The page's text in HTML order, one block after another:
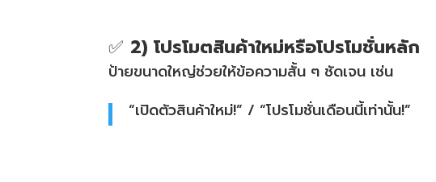
✅ 2) โปรโมตสินค้าใหม่หรือโปรโมชั่นหลัก
ป้ายขนาดใหญ่ช่วยให้ข้อความสั้น ๆ ชัดเจน เช่น
“เปิดตัวสินค้าใหม่!” / “โปรโมชั่นเดือนนี้เท่านั้น!”